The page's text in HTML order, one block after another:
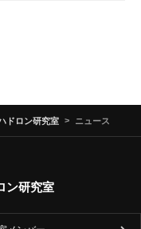
ドロン研究室 ニュース
ン研究室